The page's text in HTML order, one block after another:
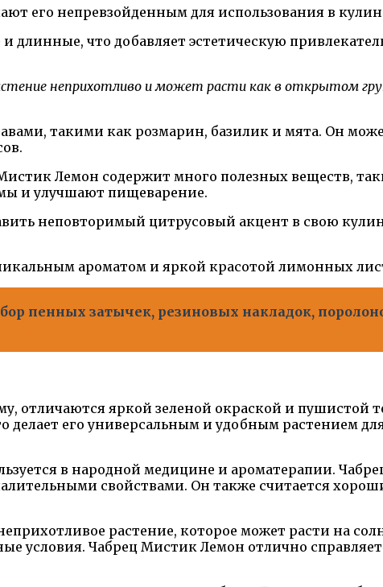
его непревзойденным для использования в
что добавляет эстетическую
неприхотливо и может расти как в открытом
такими как розмарин, базилик и мята. Он
Лемон содержит много полезных веществ,
и улучшают пищеварение.
неповторимый цитрусовый акцент в свою
ароматом и яркой красотой лимонных
пенных затычек, резиновых накладок,
отличаются яркой зеленой окраской и пушистой
его универсальным и удобным растением
в народной медицине и ароматерапии.
свойствами. Он также считается
растение, которое может расти на
условия. Чабрец Мистик Лемон отлично